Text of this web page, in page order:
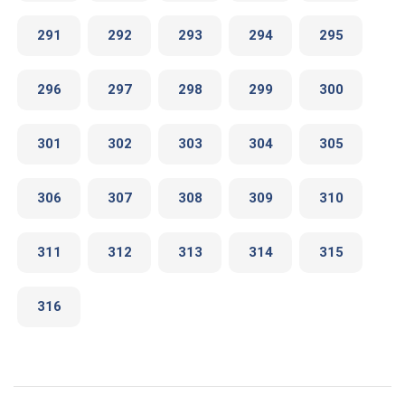
291 292 293 294 295
296 297 298 299 300
301 302 303 304 305
306 307 308 309 310
311 312 313 314 315
316